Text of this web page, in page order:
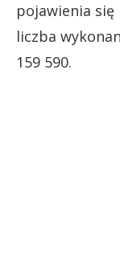
pojawienia się
liczba
159 590.